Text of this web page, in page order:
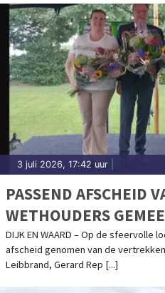
3 juli 2026, 17:42 uur
PASSEND AFSCHEID
WETHOUDERS
WAARD
DIJK EN WAARD – Op de sfeervolle
afscheid genomen van de
Leibbrand, Gerard Rep [...]